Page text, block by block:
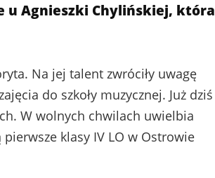
u Agnieszki Chylińskiej, która
Na jej talent zwróciły uwagę
do szkoły muzycznej. Już dziś
W wolnych chwilach uwielbia
klasy IV LO w Ostrowie